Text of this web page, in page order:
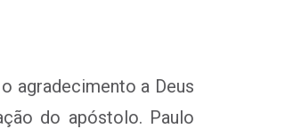
agradecimento a Deus
do apóstolo. Paulo